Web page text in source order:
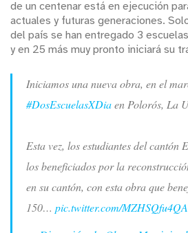
de un centenar está en ejecución
actuales y futuras generaciones.
del país se han entregado 3
y en 25 más muy pronto iniciará su
Iniciamos una nueva obra, en el
#DosEscuelasXDiaen Polorós, La
Esta vez, los estudiantes del cantón
los beneficiados por la
en su cantón, con esta obra que
150… pic.twitter.com/MZHSQfu4QA